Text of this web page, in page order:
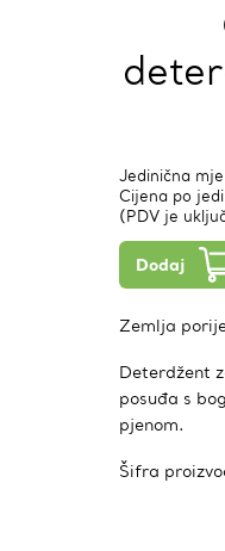
Jedinična
Cijena po
(PDV je
Dodaj
Zemlja
Deterdžent
posuđa s
pjenom.
Šifra